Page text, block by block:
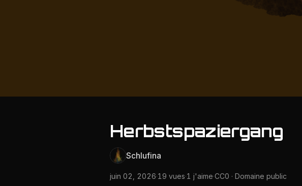
Herbstspaziergang
Schlufina
juin 02, 2026·19 vues·1 j'aime·CC0 · Domaine public